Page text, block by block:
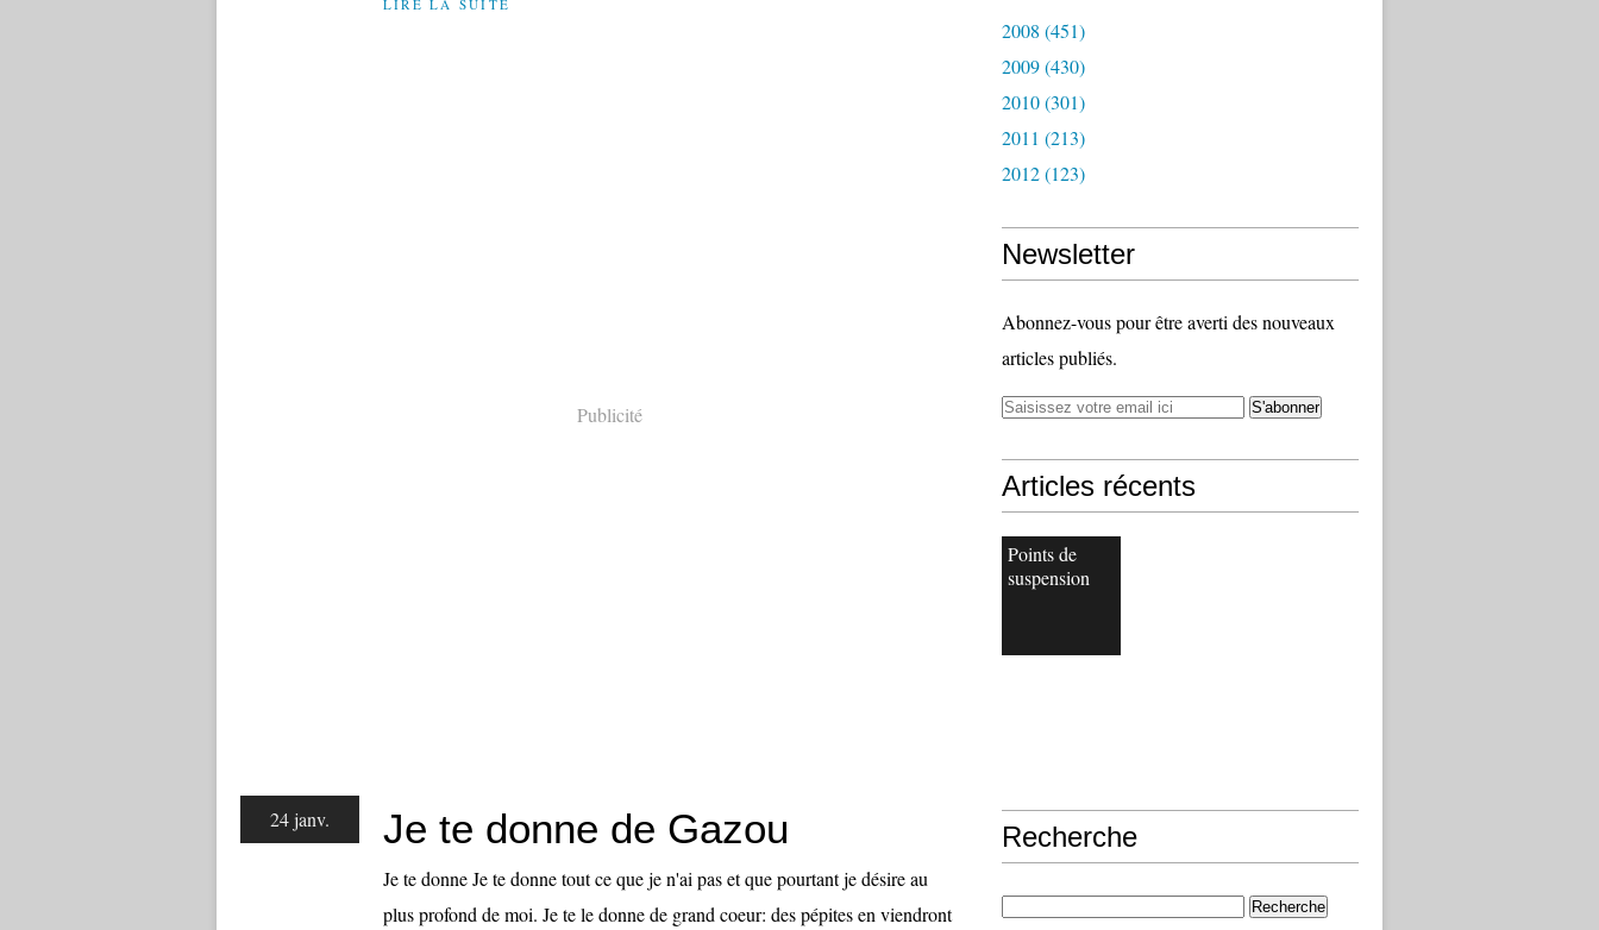
LIRE LA SUITE
Publicité
24 janv. Je te donne de Gazou
Je te donne Je te donne tout ce que je n'ai pas et que pourtant je désire au
plus profond de moi. Je te le donne de grand coeur: des pépites en viendront
2008 (451)
2009(430)
2010(301)
2011 (213)
2012(123)
Newsletter
Abonnez-vous pour être averti des nouveaux
articles publiés.
Articles récents
Points de
suspension
Recherche